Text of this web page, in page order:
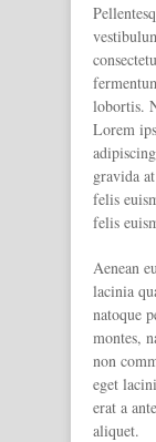
lobortis.
Lorem
gravida
felis
felis
Aenean
lacinia
natoque
montes,
non
eget
erat a
aliquet.